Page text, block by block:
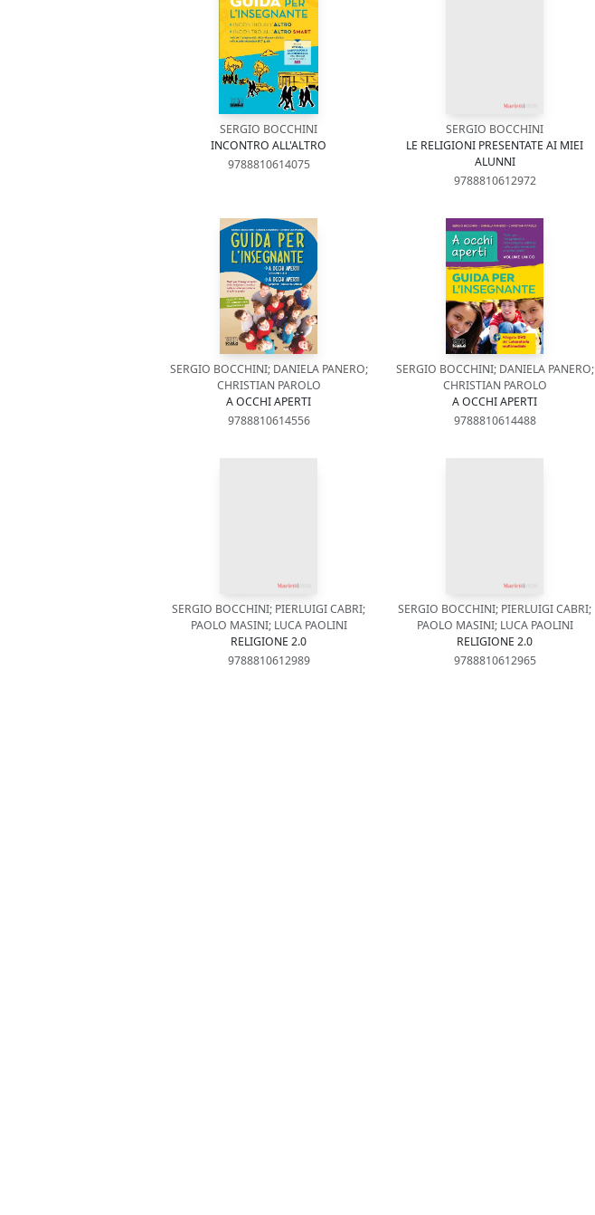
SERGIO BOCCHINI
INCONTRO ALL'ALTRO
9788810614075
SERGIO BOCCHINI
LE RELIGIONI PRESENTATE AI MIEI
ALUNNI
9788810612972
SERGIO BOCCHINI; DANIELA PANERO;
CHRISTIAN PAROLO
A OCCHI APERTI
9788810614556
SERGIO BOCCHINI; DANIELA PANERO;
CHRISTIAN PAROLO
A OCCHI APERTI
9788810614488
SERGIO BOCCHINI; PIERLUIGI CABRI;
PAOLO MASINI; LUCA PAOLINI
RELIGIONE 2.0
9788810612989
SERGIO BOCCHINI; PIERLUIGI CABRI;
PAOLO MASINI; LUCA PAOLINI
RELIGIONE 2.0
9788810612965